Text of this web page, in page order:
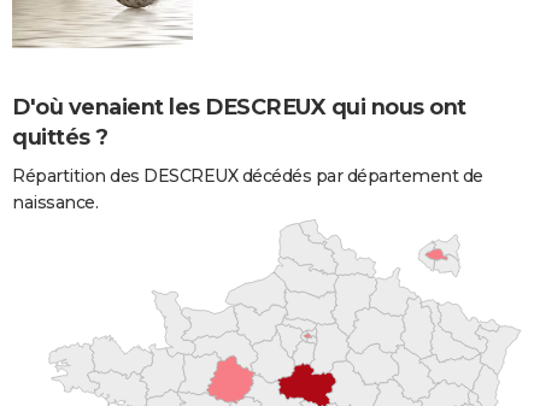
D'où venaient les DESCREUX qui nous ont
quittés ?
Répartition des DESCREUX décédés par département de
naissance.